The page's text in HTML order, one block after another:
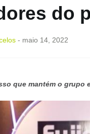
do
- maio 14, 2022
que mantém o grupo